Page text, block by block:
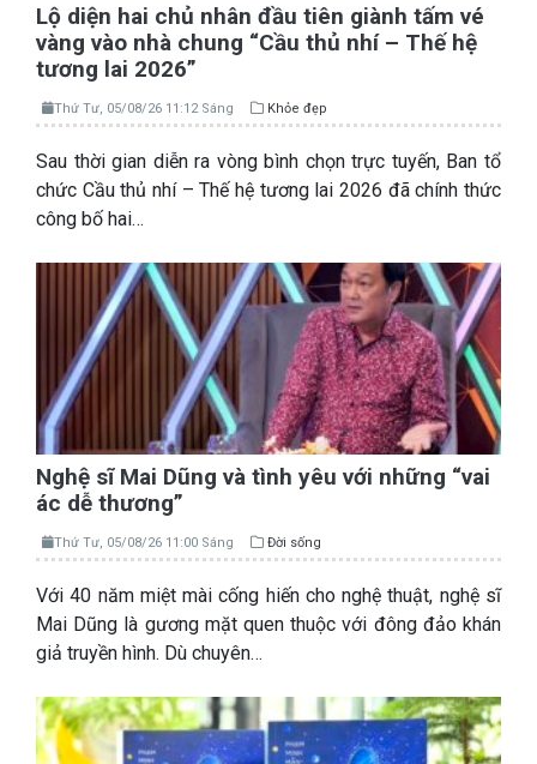
Lộ diện hai chủ nhân đầu tiên giành tấm vé
vàng vào nhà chung “Cầu thủ nhí – Thế hệ
tương lai 2026”
Thứ Tư, 05/08/26 11:12 Sáng Khỏe đẹp
Sau thời gian diễn ra vòng bình chọn trực tuyến, Ban tổ
chức Cầu thủ nhí – Thế hệ tương lai 2026 đã chính thức
công bố hai…
Nghệ sĩ Mai Dũng và tình yêu với những “vai
ác dễ thương”
Thứ Tư, 05/08/26 11:00 Sáng Đời sống
Với 40 năm miệt mài cống hiến cho nghệ thuật, nghệ sĩ
Mai Dũng là gương mặt quen thuộc với đông đảo khán
giả truyền hình. Dù chuyên…